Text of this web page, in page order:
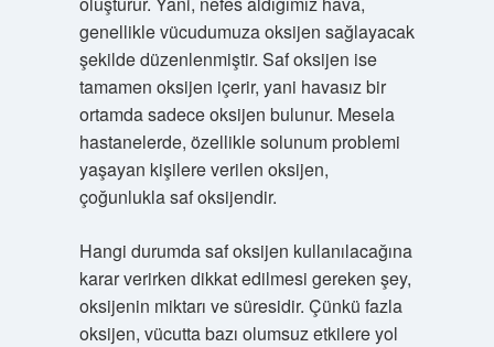
genellikle vücudumuza oksijen sağlayacak
şekilde düzenlenmiştir. Saf oksijen ise
tamamen oksijen içerir, yani havasız bir
ortamda sadece oksijen bulunur. Mesela
hastanelerde, özellikle solunum problemi
yaşayan kişilere verilen oksijen,
çoğunlukla saf oksijendir.
Hangi durumda saf oksijen kullanılacağına
karar verirken dikkat edilmesi gereken şey,
oksijenin miktarı ve süresidir. Çünkü fazla
oksijen, vücutta bazı olumsuz etkilere yol